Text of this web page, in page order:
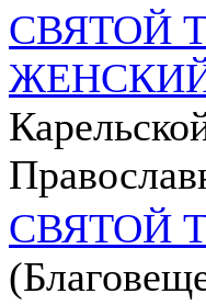
СВЯТОЙ
СВЯТОЙ